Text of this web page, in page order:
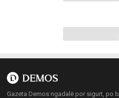
Gazeta Demos ngadalë por sigurt, po